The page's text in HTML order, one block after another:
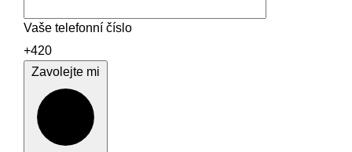
Vaše telefonní číslo
+420
Zavolejte mi